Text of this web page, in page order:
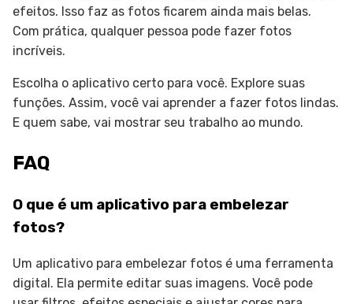
efeitos. Isso faz as fotos ficarem ainda mais belas.
Com prática, qualquer pessoa pode fazer fotos
incríveis.
Escolha o aplicativo certo para você. Explore suas
funções. Assim, você vai aprender a fazer fotos lindas.
E quem sabe, vai mostrar seu trabalho ao mundo.
FAQ
O que é um aplicativo para embelezar
fotos?
Um aplicativo para embelezar fotos é uma ferramenta
digital. Ela permite editar suas imagens. Você pode